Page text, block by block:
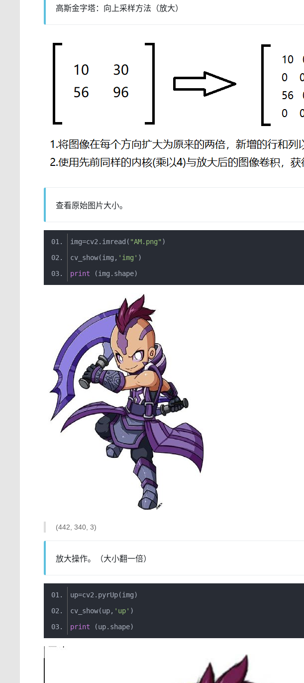
高斯金字塔：向上采样方法（放大）
查看原始图片大小。
img=cv2. imread ( "AM.png" )
cv_show(img , 'img' )
print
(img . shape)
(442, 340, 3)
放大操作。（大小翻一倍）
up=cv2. pyrUp(img)
cv_show(up, 'up' )
print
(up. shape)